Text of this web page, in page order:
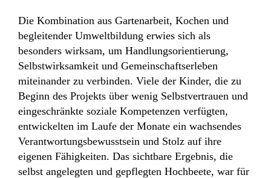
Die Kombination aus Gartenarbeit, Kochen und
begleitender Umweltbildung erwies sich als
besonders wirksam, um Handlungsorientierung,
Selbstwirksamkeit und Gemeinschaftserleben
miteinander zu verbinden. Viele der Kinder, die zu
Beginn des Projekts über wenig Selbstvertrauen und
eingeschränkte soziale Kompetenzen verfügten,
entwickelten im Laufe der Monate ein wachsendes
Verantwortungsbewusstsein und Stolz auf ihre
eigenen Fähigkeiten. Das sichtbare Ergebnis, die
selbst angelegten und gepflegten Hochbeete, war für